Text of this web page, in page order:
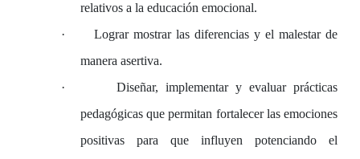
relativos a la educación emocional.
·
Lograr mostrar las diferencias y el malestar de
manera asertiva.
·
Diseñar, implementar y evaluar prácticas
pedagógicas que permitan fortalecer las emociones
positivas para que influyen potenciando el